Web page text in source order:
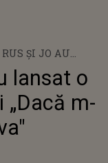
ȘI JO AU
VERSIUNE LIVE A
M-AI IUBIT
lansat o
„Dacă m-